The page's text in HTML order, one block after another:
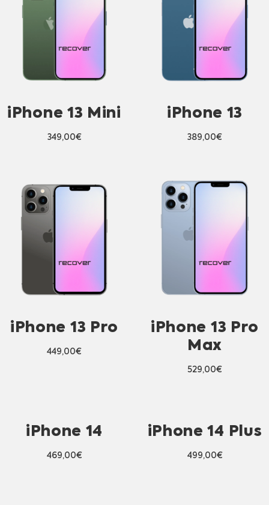
iPhone 13 Mini
349,00€
iPhone 13
389,00€
iPhone 13 Pro
449,00€
iPhone 13 Pro
Max
529,00€
iPhone 14
469,00€
iPhone 14 Plus
499,00€